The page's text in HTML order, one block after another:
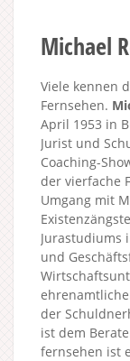
Michael
Viele kennen
Fernsehen.
April 1953 in
Jurist und
Coaching-
der vierfache
Umgang mit
Jurastudiums
und
der
ist dem
fernsehen ist